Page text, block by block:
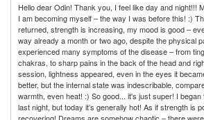
Hello dear Odin! Thank you, I feel like day and night!!!
I am becoming myself – the way I was before this! :)
returned, strength is increasing, my mood is good –
way already a month or two ago, despite the physical
experienced many symptoms of the disease – from
chakras, to sharp pains in the back of the head and
session, lightness appeared, even in the eyes it
better, but the internal state was indescribable,
warmth, even heat! :) So good... it's just super! I
last night, but today it’s generally hot! As if strength is
recovering! Dreams are somehow chaotic – there